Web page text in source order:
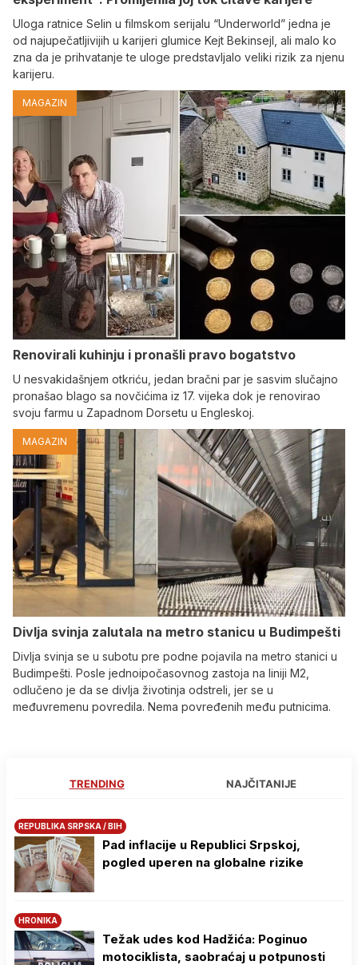
Uloga ratnice Selin u filmskom serijalu “Underworld” jedna je
od najupečatljivijih u karijeri glumice Kejt Bekinsejl, ali malo ko
zna da je prihvatanje te uloge predstavljalo veliki rizik za njenu
karijeru.
MAGAZIN
Renovirali kuhinju i pronašli pravo bogatstvo
U nesvakidašnjem otkriću, jedan bračni par je sasvim slučajno
pronašao blago sa novčićima iz 17. vijeka dok je renovirao
svoju farmu u Zapadnom Dorsetu u Engleskoj.
MAGAZIN
Divlja svinja zalutala na metro stanicu u Budimpešti
Divlja svinja se u subotu pre podne pojavila na metro stanici u
Budimpešti. Posle jednoipočasovnog zastoja na liniji M2,
odlučeno je da se divlja životinja odstreli, jer se u
međuvremenu povredila. Nema povređenih među putnicima.
TRENDING NAJČITANIJE
REPUBLIKA SRPSKA / BIH
Pad inflacije u Republici Srpskoj,
pogled uperen na globalne rizike
HRONIKA
Težak udes kod Hadžića: Poginuo
motociklista, saobraćaj u potpunosti